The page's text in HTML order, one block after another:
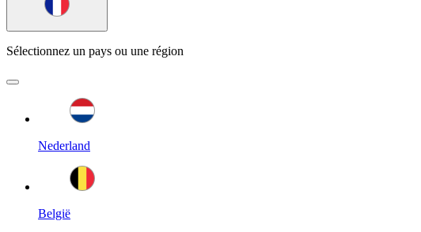
Sélectionnez un pays ou une région
Nederland
België